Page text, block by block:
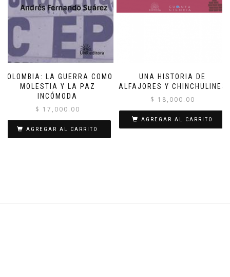
COLOMBIA: LA GUERRA COMO
MOLESTIA Y LA PAZ
INCÓMODA
$ 17,000.00
AGREGAR AL CARRITO
UNA HISTORIA DE
ALFAJORES Y CHINCHULINES
$ 18,000.00
AGREGAR AL CARRITO